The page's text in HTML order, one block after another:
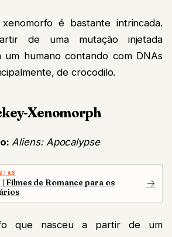
é bastante intrincada.
de uma mutação injetada
um humano contando com DNAs
de crocodilo.
Xenomorph
Aliens: Apocalypse
Filmes de Romance para os
→
que nasceu a partir de um